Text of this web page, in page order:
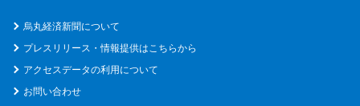
烏丸経済新聞について
プレスリリース・情報提供はこちらから
アクセスデータの利用について
お問い合わせ